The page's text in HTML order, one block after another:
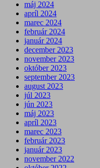
máj 2024
apríl 2024
marec 2024
február 2024
január 2024
december 2023
november 2023
október 2023
september 2023
august 2023
júl 2023
jún 2023
máj 2023
apríl 2023
marec 2023
február 2023
január 2023
november 2022